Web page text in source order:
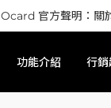
Ocard 官方聲明：關
功能介紹 行